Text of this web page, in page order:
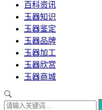
百科资讯
玉器知识
玉器鉴定
玉器品牌
玉器加工
玉器欣赏
玉器商城